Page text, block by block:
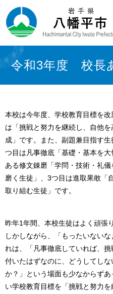
ー
ジ
先
頭
で
ニ
ュ
を
飛
ば
文
文 令和3年度 校長
本校は今年度、学校教育目標を
は「挑戦と努力を継続し、自他
成」です。また、副題兼目指す
つ目は凡事徹底「基礎・基本を
ある修文錬磨「学問・技術・礼
磨く生徒」、3つ目は進取果敢「
取り組む生徒」です。
昨年1年間、本校生徒はよく頑張
しかしながら、「もったいない
れは、「凡事徹底していれば、
付いたはずなのに、どうしてし
か？」という場面も少なからず
い学校教育目標を「挑戦と努力